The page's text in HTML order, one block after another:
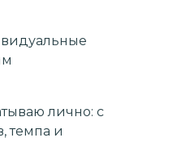
лично: с
темпа и